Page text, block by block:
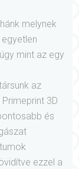
melynek
mint az egy
az
3D
és
ezzel a